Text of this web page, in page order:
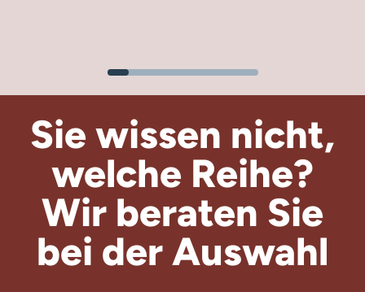
Sie wissen nicht,
welche Reihe?
Wir beraten Sie
bei der Auswahl